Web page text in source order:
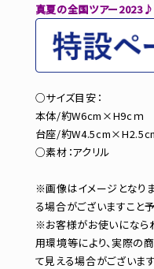
真夏の全国ツアー2023♪
○サイズ目安：
本体/約W6cm×H9cｍ
台座/約
○素材：アクリル
※画像はイメージとなり
る場合がございますこと
※お客様がお使いになら
用環境等により、実際の
て見える場合がございます